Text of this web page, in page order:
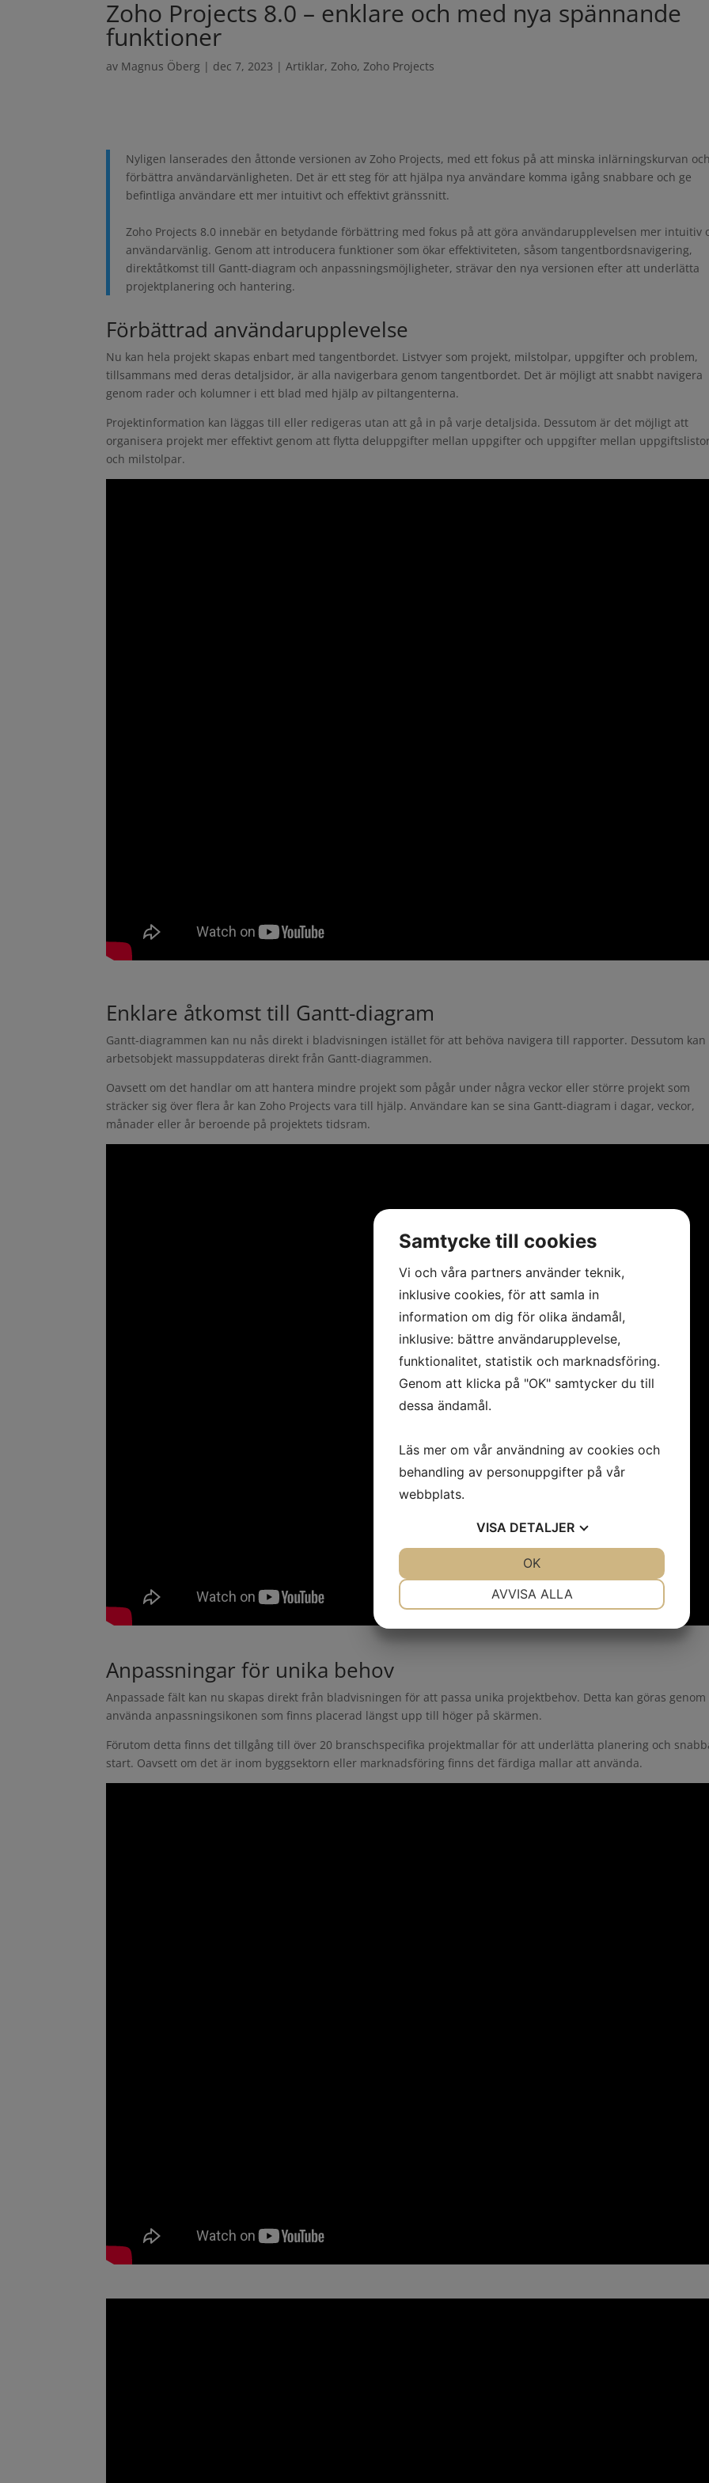
Zoho Projects 8.0 – enklare och med nya spännande
funktioner
av Magnus Öberg | dec 7, 2023 |Artiklar,Zoho,Zoho Projects
Nyligen lanserades den åttonde versionen av Zoho Projects, med ett fokus på att minska inlärningskurvan och
förbättra användarvänligheten. Det är ett steg för att hjälpa nya användare komma igång snabbare och ge
befintliga användare ett mer intuitivt och effektivt gränssnitt.
Zoho Projects 8.0 innebär en betydande förbättring med fokus på att göra användarupplevelsen mer intuitiv
användarvänlig. Genom att introducera funktioner som ökar effektiviteten, såsom tangentbordsnavigering,
direktåtkomst till Gantt-diagram och anpassningsmöjligheter, strävar den nya versionen efter att underlätta
projektplanering och hantering.
Förbättrad användarupplevelse
Nu kan hela projekt skapas enbart med tangentbordet. Listvyer som projekt, milstolpar, uppgifter och problem,
tillsammans med deras detaljsidor, är alla navigerbara genom tangentbordet. Det är möjligt att snabbt navigera
genom rader och kolumner i ett blad med hjälp av piltangenterna.
Projektinformation kan läggas till eller redigeras utan att gå in på varje detaljsida. Dessutom är det möjligt att
organisera projekt mer effektivt genom att flytta deluppgifter mellan uppgifter och uppgifter mellan
och milstolpar.
Enklare åtkomst till Gantt-diagram
Gantt-diagrammen kan nu nås direkt i bladvisningen istället för att behöva navigera till rapporter. Dessutom kan
arbetsobjekt massuppdateras direkt från Gantt-diagrammen.
Oavsett om det handlar om att hantera mindre projekt som pågår under några veckor eller större projekt som
sträcker sig över flera år kan Zoho Projects vara till hjälp. Användare kan se sina Gantt-diagram i dagar, veckor,
månader eller år beroende på projektets tidsram.
Anpassningar för unika behov
Anpassade fält kan nu skapas direkt från bladvisningen för att passa unika projektbehov. Detta kan göras
använda anpassningsikonen som finns placerad längst upp till höger på skärmen.
Förutom detta finns det tillgång till över 20 branschspecifika projektmallar för att underlätta planering och
start. Oavsett om det är inom byggsektorn eller marknadsföring finns det färdiga mallar att använda.
Samtycke till cookies
Vi och våra partners använder teknik,
inklusive cookies, för att samla in
information om dig för olika ändamål,
inklusive: bättre användarupplevelse,
funktionalitet, statistik och marknadsföring.
Genom att klicka på "OK" samtycker du till
dessa ändamål.
Läs mer om vår användning av cookies och
behandling av personuppgifter på vår
webbplats.
VISA DETALJER
AVVISA ALLA
OK